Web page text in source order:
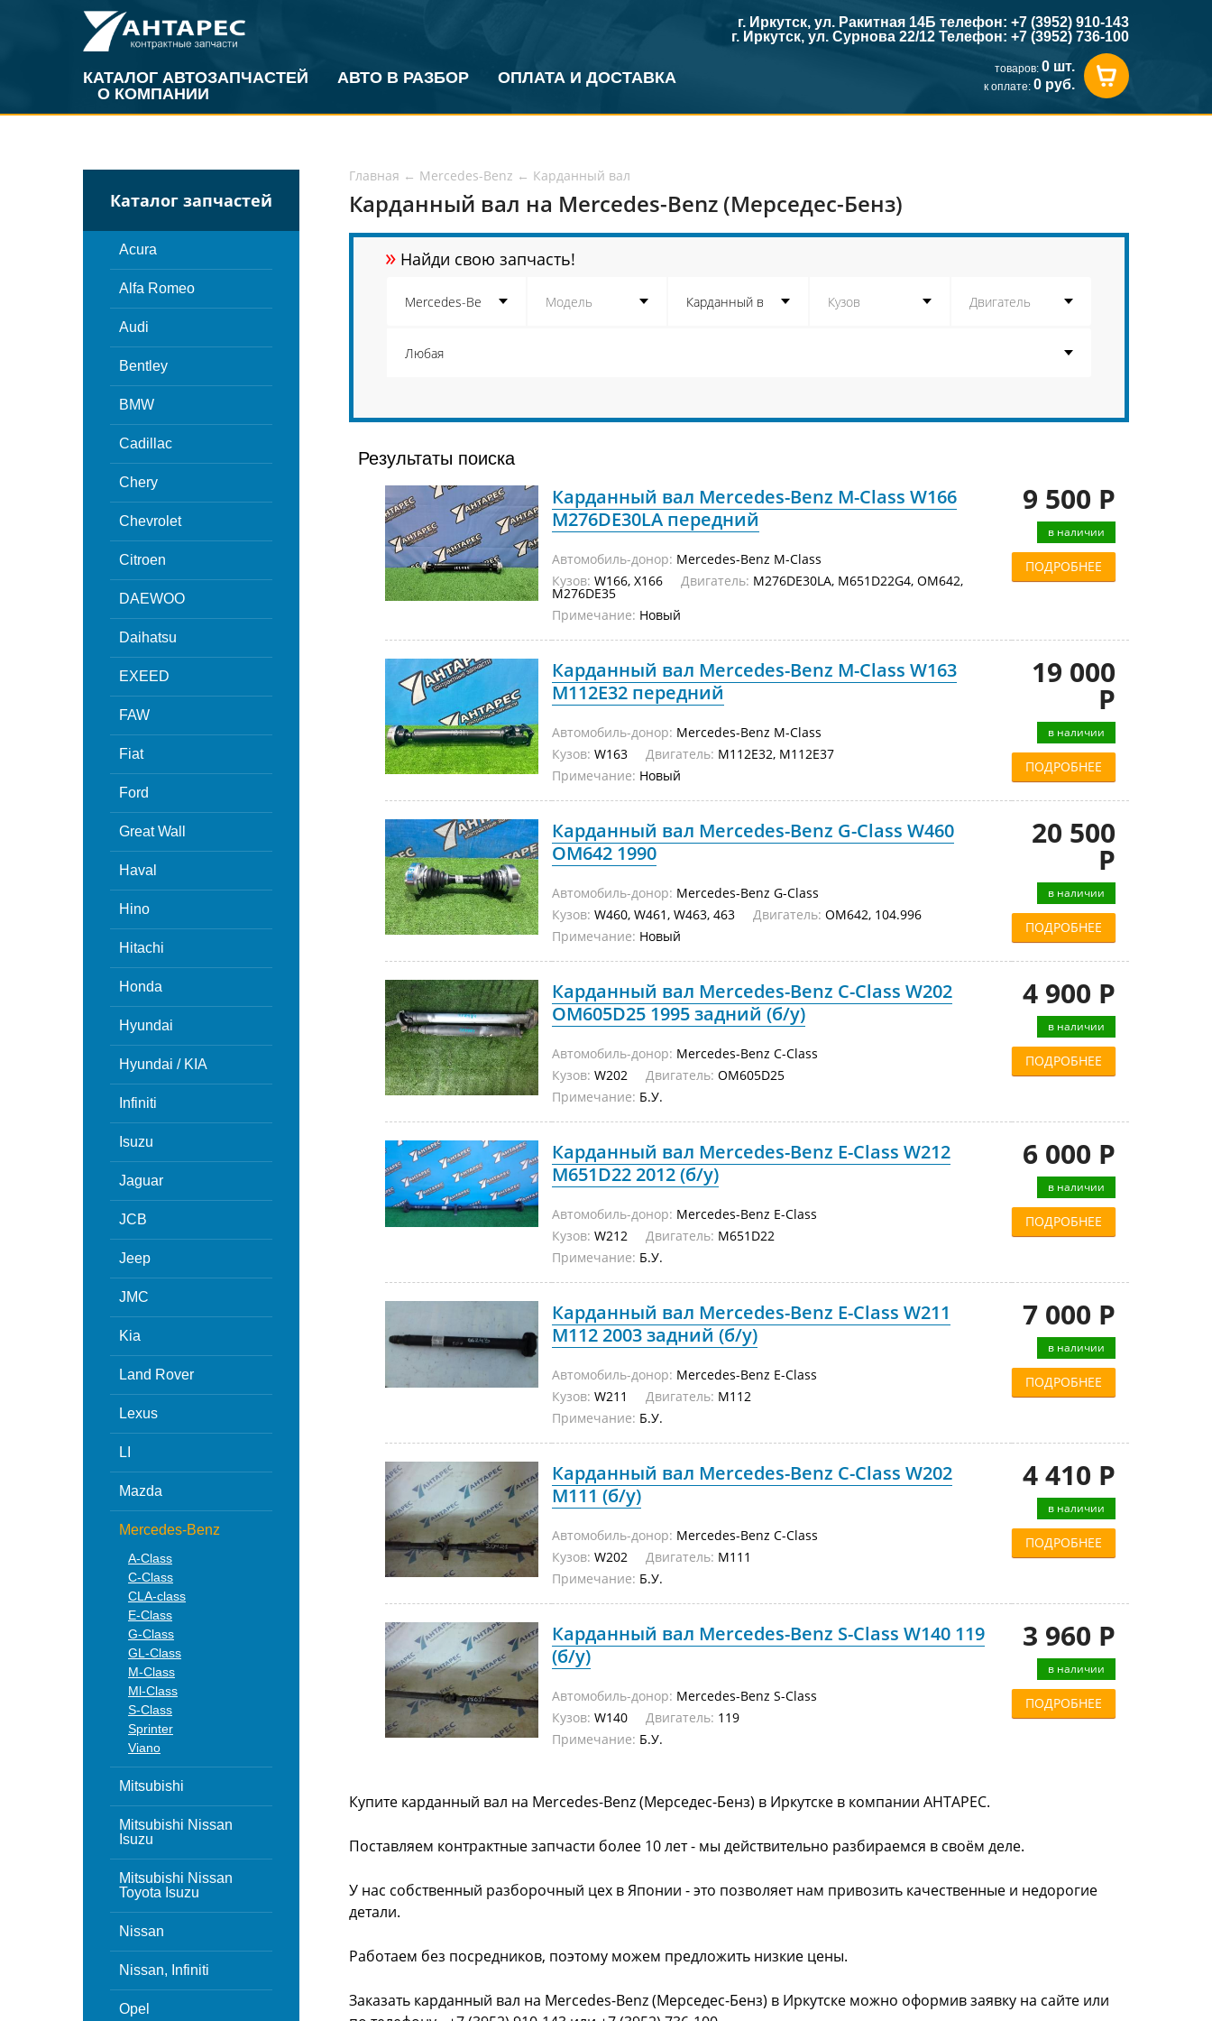
КАТАЛОГ АВТОЗАПЧАСТЕЙ АВТО В РАЗБОР
ОПЛАТА И ДОСТАВКА
О КОМПАНИИ
г. Иркутск, ул. Ракитная 14Б телефон: +7 (3952) 910-143
г. Иркутск, ул. Сурнова 22/12 Телефон: +7 (3952) 736-100
товаров: 0 шт.
к оплате: 0 руб.
Каталог запчастей
Acura
Alfa Romeo
Audi
Bentley
BMW
Cadillac
Chery
Chevrolet
Citroen
DAEWOO
Daihatsu
EXEED
FAW
Fiat
Ford
Great Wall
Haval
Hino
Hitachi
Honda
Hyundai
Hyundai / KIA
Infiniti
Isuzu
Jaguar
JCB
Jeep
JMC
Kia
Land Rover
Lexus
LI
Mazda
Mercedes-Benz
A-Class
C-Class
CLA-class
E-Class
G-Class
GL-Class
M-Class
Ml-Class
S-Class
Sprinter
Viano
Mitsubishi
Mitsubishi Nissan
Isuzu
Mitsubishi Nissan
Toyota Isuzu
Nissan
Nissan, Infiniti
Opel
Главная ← Mercedes-Benz ← Карданный вал
Карданный вал на Mercedes-Benz (Мерседес-Бенз)
» Найди свою запчасть!
Результаты поиска
Карданный вал Mercedes-Benz M-Class W166
M276DE30LA передний
Автомобиль-донор: Mercedes-Benz M-Class
Кузов: W166, X166 Двигатель: M276DE30LA, M651D22G4, OM642,
M276DE35
Примечание: Новый
9 500 Р
в наличии
ПОДРОБНЕЕ
Карданный вал Mercedes-Benz M-Class W163
M112E32 передний
Автомобиль-донор: Mercedes-Benz M-Class
Кузов: W163 Двигатель: M112E32, M112E37
Примечание: Новый
19 000
Р
в наличии
ПОДРОБНЕЕ
Карданный вал Mercedes-Benz G-Class W460
OM642 1990
Автомобиль-донор: Mercedes-Benz G-Class
Кузов: W460, W461, W463, 463 Двигатель: OM642, 104.996
Примечание: Новый
20 500
Р
в наличии
ПОДРОБНЕЕ
Карданный вал Mercedes-Benz C-Class W202
OM605D25 1995 задний (б/у)
Автомобиль-донор: Mercedes-Benz C-Class
Кузов: W202 Двигатель: OM605D25
Примечание: Б.У.
4 900 Р
в наличии
ПОДРОБНЕЕ
Карданный вал Mercedes-Benz E-Class W212
M651D22 2012 (б/у)
Автомобиль-донор: Mercedes-Benz E-Class
Кузов: W212 Двигатель: M651D22
Примечание: Б.У.
6 000 Р
в наличии
ПОДРОБНЕЕ
Карданный вал Mercedes-Benz E-Class W211
M112 2003 задний (б/у)
Автомобиль-донор: Mercedes-Benz E-Class
Кузов: W211 Двигатель: M112
Примечание: Б.У.
7 000 Р
в наличии
ПОДРОБНЕЕ
Карданный вал Mercedes-Benz C-Class W202
M111 (б/у)
Автомобиль-донор: Mercedes-Benz C-Class
Кузов: W202 Двигатель: M111
Примечание: Б.У.
4 410 Р
в наличии
ПОДРОБНЕЕ
Карданный вал Mercedes-Benz S-Class W140 119
(б/у)
Автомобиль-донор: Mercedes-Benz S-Class
Кузов: W140 Двигатель: 119
Примечание: Б.У.
3 960 Р
в наличии
ПОДРОБНЕЕ
Купите карданный вал на Mercedes-Benz (Мерседес-Бенз) в Иркутске в компании АНТАРЕС.
Поставляем контрактные запчасти более 10 лет - мы действительно разбираемся в своём деле.
У нас собственный разборочный цех в Японии - это позволяет нам привозить качественные и недорогие
детали.
Работаем без посредников, поэтому можем предложить низкие цены.
Заказать карданный вал на Mercedes-Benz (Мерседес-Бенз) в Иркутске можно оформив заявку на сайте или